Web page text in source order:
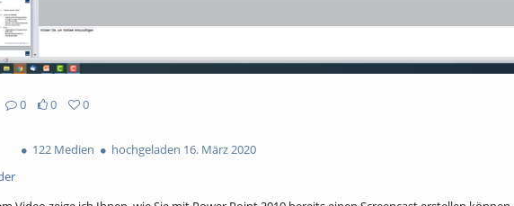
0
0
0
122 Medien hochgeladen 16. März 2020